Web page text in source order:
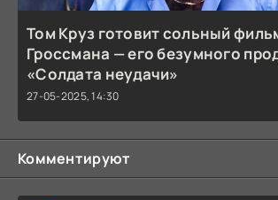
Том Круз готовит сольный
Гроссмана — его безумного
«Солдата неудачи»
27-05-2025, 14:30
Комментируют